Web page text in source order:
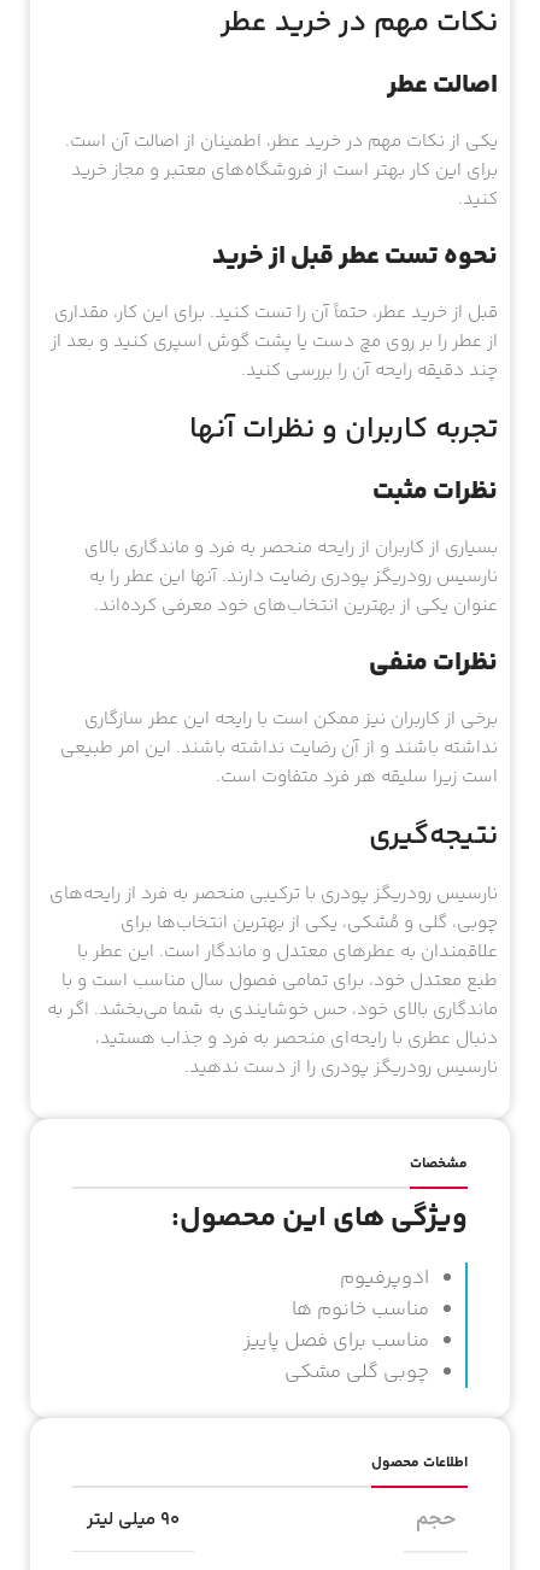
نکات مهم در خرید عطر
اصالت عطر
یکی از نکات مهم در خرید عطر، اطمینان از اصالت آن است.
برای این کار بهتر است از فروشگاه‌های معتبر و مجاز خرید
کنید.
نحوه تست عطر قبل از خرید
قبل از خرید عطر، حتماً آن را تست کنید. برای این کار، مقداری
از عطر را بر روی مچ دست یا پشت گوش اسپری کنید و بعد از
چند دقیقه رایحه آن را بررسی کنید.
تجربه کاربران و نظرات آنها
نظرات مثبت
بسیاری از کاربران از رایحه منحصر به فرد و ماندگاری بالای
نارسیس رودریگز پودری رضایت دارند. آنها این عطر را به
عنوان یکی از بهترین انتخاب‌های خود معرفی کرده‌اند.
نظرات منفی
برخی از کاربران نیز ممکن است با رایحه این عطر سازگاری
نداشته باشند و از آن رضایت نداشته باشند. این امر طبیعی
است زیرا سلیقه هر فرد متفاوت است.
نتیجه‌گیری
نارسیس رودریگز پودری با ترکیبی منحصر به فرد از رایحه‌های
چوبی، گلی و مُشکی، یکی از بهترین انتخاب‌ها برای
علاقمندان به عطرهای معتدل و ماندگار است. این عطر با
طبع معتدل خود، برای تمامی فصول سال مناسب است و با
ماندگاری بالای خود، حس خوشایندی به شما می‌بخشد. اگر به
دنبال عطری با رایحه‌ای منحصر به فرد و جذاب هستید،
نارسیس رودریگز پودری را از دست ندهید.
مشخصات
ویژگی های این محصول:
ادوپرفیوم
مناسب خانوم ها
مناسب برای فصل پاییز
چوبی گلی مشکی
اطلاعات محصول
حجم ۹۰ میلی لیتر